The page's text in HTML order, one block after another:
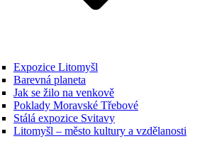
Expozice Litomyšl
Barevná planeta
Jak se žilo na venkově
Poklady Moravské Třebové
Stálá expozice Svitavy
Litomyšl – město kultury a vzdělanosti